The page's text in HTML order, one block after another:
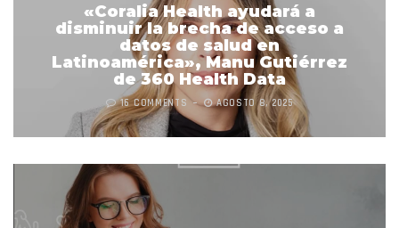
«Coralia Health ayudará a
disminuir la brecha de acceso a
datos de salud en
Latinoamérica», Manu Gutiérrez
de 360 Health Data
16 COMMENTS AGOSTO 8, 2025